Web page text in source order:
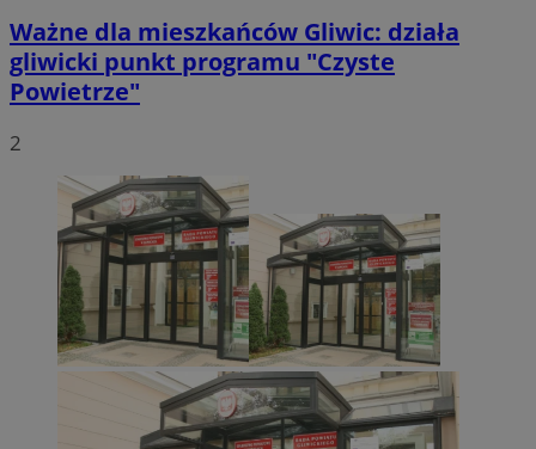
Ważne dla mieszkańców Gliwic: działa
gliwicki punkt programu "Czyste
Powietrze"
2